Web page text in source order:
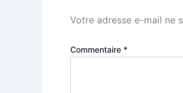
Votre adresse e-mail ne
Commentaire *